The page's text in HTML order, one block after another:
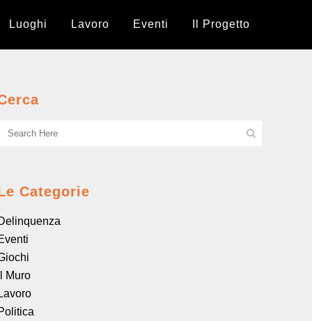
Luoghi Lavoro Eventi Il Progetto
Categorie
Muro
Lavoro